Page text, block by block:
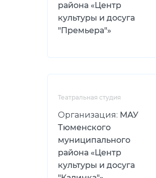
района «Центр
культуры и досуга
"Премьера"»
Театральная студия
Организация: МАУ
Тюменского
муниципального
района «Центр
культуры и досуга